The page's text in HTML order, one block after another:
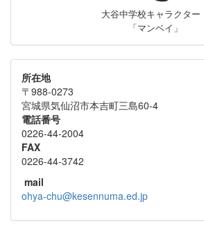
大谷中学校キャラクター
「マンベイ」
所在地
〒988-0273
宮城県気仙沼市本吉町三島60-4
電話番号
0226-44-2004
FAX
0226-44-3742
mail
ohya-chu@kesennuma.ed.jp